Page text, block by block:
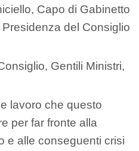
Capo di Gabinetto
Presidenza del Consiglio
Gentili Ministri,
lavoro che questo
per far fronte alla
e alle conseguenti crisi